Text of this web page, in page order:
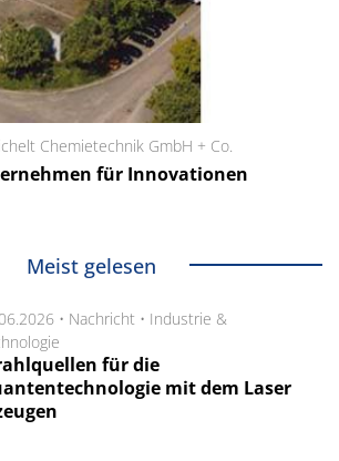
Chemietechnik GmbH + Co.
für Innovationen
Meist gelesen
• Nachricht • Industrie &
für die
mit dem Laser